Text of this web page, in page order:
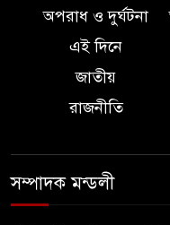
অপরাধ ও দুর্ঘটনা
এই দিনে
জাতীয়
রাজনীতি
সম্পাদক মন্ডলী